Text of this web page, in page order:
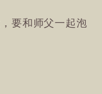
要和师父一起泡